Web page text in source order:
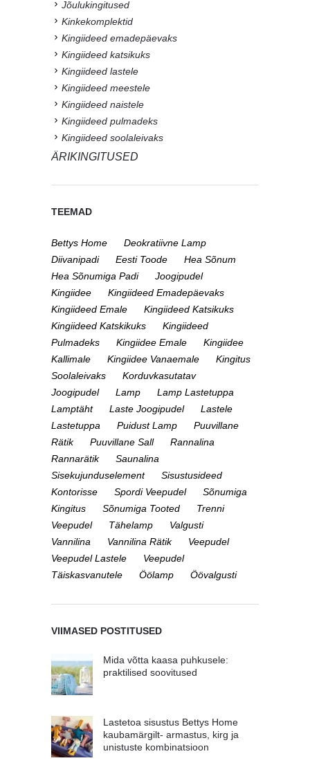
Jõulukingitused
Kinkekomplektid
Kingiideed emadepäevaks
Kingiideed katsikuks
Kingiideed lastele
Kingiideed meestele
Kingiideed naistele
Kingiideed pulmadeks
Kingiideed soolaleivaks
ÄRIKINGITUSED
TEEMAD
Bettys Home
Deokratiivne Lamp
Diivanipadi
Eesti Toode
Hea Sõnum
Hea Sõnumiga Padi
Joogipudel
Kingiidee
Kingiideed Emadepäevaks
Kingiideed Emale
Kingiideed Katsikuks
Kingiideed Katskikuks
Kingiideed
Pulmadeks
Kingiidee Emale
Kingiidee
Kallimale
Kingiidee Vanaemale
Kingitus
Soolaleivaks
Korduvkasutatav
Joogipudel
Lamp
Lamp Lastetuppa
Lamptäht
Laste Joogipudel
Lastele
Lastetuppa
Puidust Lamp
Puuvillane
Rätik
Puuvillane Sall
Rannalina
Rannarätik
Saunalina
Sisekujunduselement
Sisustusideed
Kontorisse
Spordi Veepudel
Sõnumiga
Kingitus
Sõnumiga Tooted
Trenni
Veepudel
Tähelamp
Valgusti
Vannilina
Vannilina Rätik
Veepudel
Veepudel Lastele
Veepudel
Täiskasvanutele
Öölamp Öövalgusti
VIIMASED POSTITUSED
Mida võtta kaasa puhkusele:
praktilised soovitused
Lastetoa sisustus Bettys Home
kaubamärgilt- armastus, kirg ja
unistuste kombinatsioon